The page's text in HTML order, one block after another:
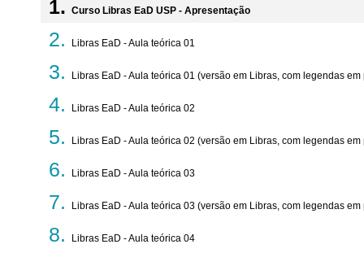
Curso Libras EaD USP - Apresentação
Libras EaD - Aula teórica 01
Libras EaD - Aula teórica 01 (versão em Libras, com legendas em
Libras EaD - Aula teórica 02
Libras EaD - Aula teórica 02 (versão em Libras, com legendas em
Libras EaD - Aula teórica 03
Libras EaD - Aula teórica 03 (versão em Libras, com legendas em
Libras EaD - Aula teórica 04